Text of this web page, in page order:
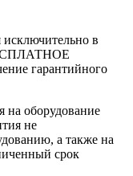
в
гарантийного
на оборудование
не
а также на
срок